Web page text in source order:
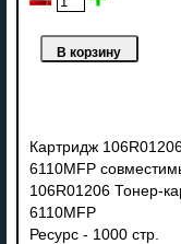
Картридж
6110MFP
106R01206 Тонер-
6110MFP
Ресурс - 1000 стр.